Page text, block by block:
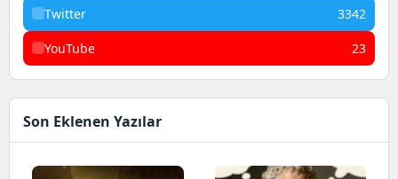
Twitter 3342
YouTube 23
Son Eklenen Yazılar